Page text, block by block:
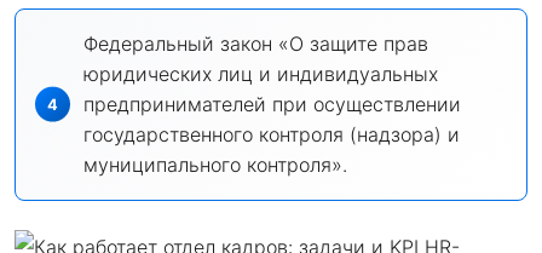
Федеральный закон «О защите прав
юридических лиц и индивидуальных
предпринимателей при осуществлении
государственного контроля (надзора) и
муниципального контроля».